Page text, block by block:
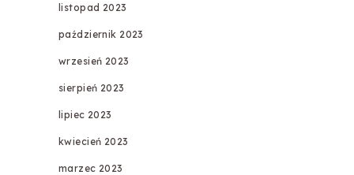
listopad 2023
październik 2023
wrzesień 2023
sierpień 2023
lipiec 2023
kwiecień 2023
marzec 2023